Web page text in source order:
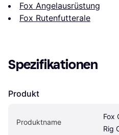
Fox Angelausrüstung
Fox Rutenfutterale
Spezifikationen
Produkt
Produktname
Fox
Rig